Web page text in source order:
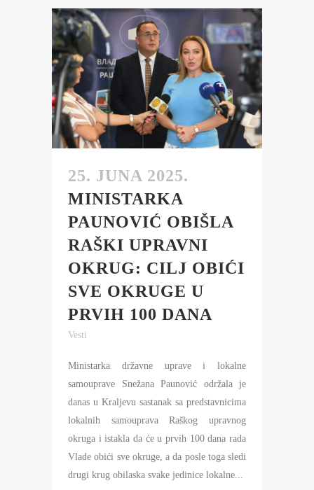
25. JUNA 2025.
MINISTARKA
PAUNOVIĆ OBIŠLA
RAŠKI UPRAVNI
OKRUG: CILJ OBIĆI
SVE OKRUGE U
PRVIH 100 DANA
Vesti
Ministarka državne uprave i lokalne
samouprave Snežana Paunović održala je
danas u Kraljevu sastanak sa predstavnicima
lokalnih samouprava Raškog upravnog
okruga i istakla da će u prvih 100 dana rada
Vlade obići sve okruge, a da posle toga sledi
drugi krug obilaska svake jedinice lokalne...